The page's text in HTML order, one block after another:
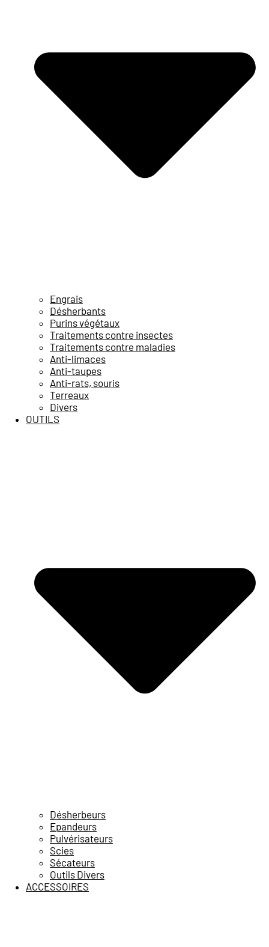
Engrais
Désherbants
Purins végétaux
Traitements contre insectes
Traitements contre maladies
Anti-limaces
Anti-taupes
Anti-rats, souris
Terreaux
Divers
OUTILS
Désherbeurs
Epandeurs
Pulvérisateurs
Scies
Sécateurs
Outils Divers
ACCESSOIRES